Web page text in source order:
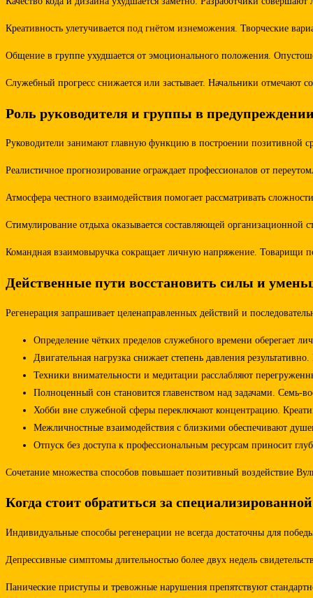
Креативность улетучивается под гнётом изнеможения. Творческие
Общение в группе ухудшается от эмоционального положения.
Служебный прогресс снижается или застывает. Начальники отмечают
Роль руководителя и группы в
Руководители занимают главную функцию в построении позитивной
Реалистичное прогнозирование ограждает профессионалов от
Атмосфера честного взаимодействия помогает рассматривать
Стимулирование отдыха оказывается составляющей
Командная взаимовыручка сокращает личную напряжение. Товарищи
Действенные пути восстановить силы и
Регенерация запрашивает целенаправленных действий и
Определение чётких пределов служебного времени оберегает
Двигательная нагрузка снижает степень давления
Техники внимательности и медитации расслабляют
Полноценный сон становится главенством над задачами. Семь-
Хобби вне служебной сферы переключают концентрацию.
Межличностные взаимодействия с близкими обеспечивают
Отпуск без доступа к профессиональным ресурсам приносит
Сочетание множества способов повышает позитивный воздействие
Когда стоит обратиться за
Индивидуальные способы регенерации не всегда достаточны для
Депрессивные симптомы длительностью более двух недель
Панические приступы и тревожные нарушения препятствуют